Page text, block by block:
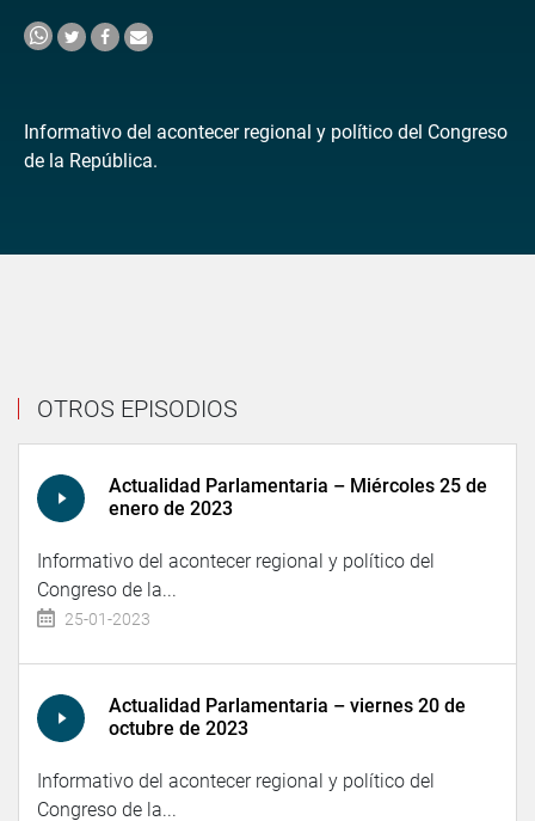
Informativo del acontecer regional y político del Congreso
de la República.
OTROS EPISODIOS
Actualidad Parlamentaria – Miércoles 25 de
enero de 2023
Informativo del acontecer regional y político del
Congreso de la...
25-01-2023
Actualidad Parlamentaria – viernes 20 de
octubre de 2023
Informativo del acontecer regional y político del
Congreso de la...